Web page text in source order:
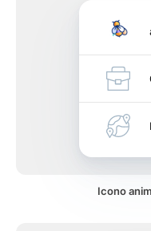
Icono